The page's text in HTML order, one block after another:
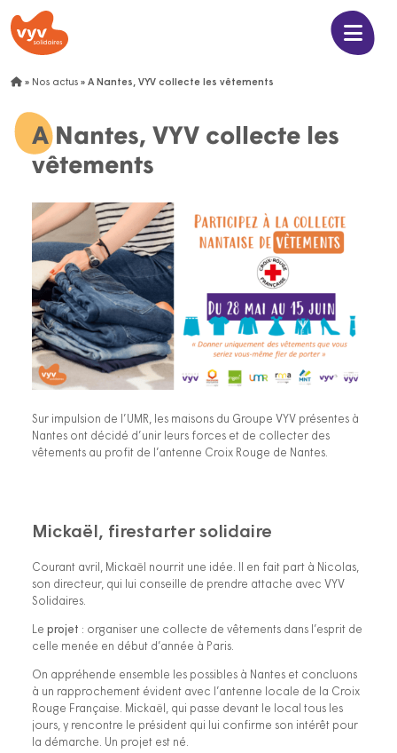
» Nos actus » A Nantes, VYV collecte les vêtements
A Nantes, VYV collecte les
vêtements
Sur impulsion de l’UMR, les maisons du Groupe VYV présentes à
Nantes ont décidé d’unir leurs forces et de collecter des
vêtements au profit de l’antenne Croix Rouge de Nantes.
Mickaël, firestarter solidaire
Courant avril, Mickaël nourrit une idée. Il en fait part à Nicolas,
son directeur, qui lui conseille de prendre attache avec VYV
Solidaires.
Le projet : organiser une collecte de vêtements dans l’esprit de
celle menée en début d’année à Paris.
On appréhende ensemble les possibles à Nantes et concluons
à un rapprochement évident avec l’antenne locale de la Croix
Rouge Française. Mickaël, qui passe devant le local tous les
jours, y rencontre le président qui lui confirme son intérêt pour
la démarche. Un projet est né.